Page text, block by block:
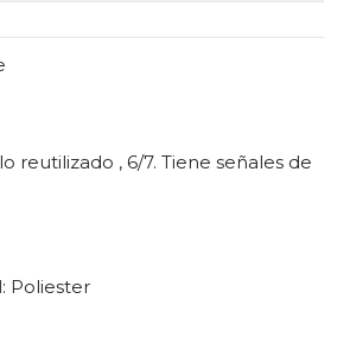
reutilizado , 6/7. Tiene señales de
Poliester